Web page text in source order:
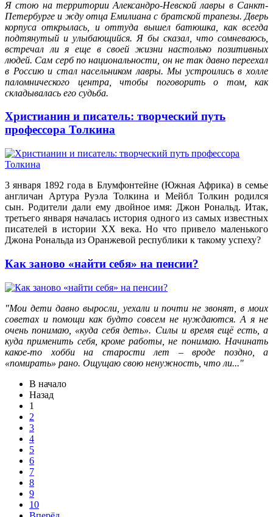
Я стою на территории Александро-Невской лавры в Санкт-
Петербурге и жду отца Емилиана с братской трапезы. Дверь
корпуса открылась, и оттуда вышел батюшка, как всегда
подтянутый и улыбающийся. Я бы сказал, что сомневаюсь,
встречал ли я еще в своей жизни настолько позитивных
людей. Сам серб по национальности, он не так давно переехал
в Россию и стал насельником лавры. Мы устроились в холле
паломнического центра, чтобы поговорить о том, как
складывалась его судьба.
Христианин и писатель: творческий путь
профессора Толкина
3 января 1892 года в Блумфонтейне (Южная Африка) в семье
англичан Артура Руэла Толкина и Мейбл Толкин родился
сын. Родители дали ему двойное имя: Джон Рональд. Итак,
третьего января началась история одного из самых известных
писателей в истории XX века. Но что привело маленького
Джона Рональда из Оранжевой республики к такому успеху?
Как заново «найти себя» на пенсии?
"Мои дети давно выросли, уехали и почти не звонят, в моих
советах и помощи как будто совсем не нуждаются. А я не
очень понимаю, «куда себя деть». Силы и время ещё есть, а
куда применить себя, кроме работы, не понимаю. Начинать
какое-то хобби на старости лет – вроде поздно, а
«помирать» рано. Ощущаю свою ненужность, что ли..."
В начало
Назад
1
2
3
4
5
6
7
8
9
10